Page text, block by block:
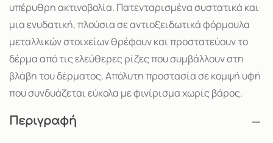
υπέρυθρη ακτινοβολία. Πατενταρισμένα συστατικά και
μια ενυδατική, πλούσια σε αντιοξειδωτικά φόρμουλα
μεταλλικών στοιχείων θρέφουν και προστατεύουν το
δέρμα από τις ελεύθερες ρίζες που συμβάλλουν στη
βλάβη του δέρματος. Απόλυτη προστασία σε κομψή υφή
που συνδυάζεται εύκολα με φινίρισμα χωρίς βάρος.
Περιγραφή